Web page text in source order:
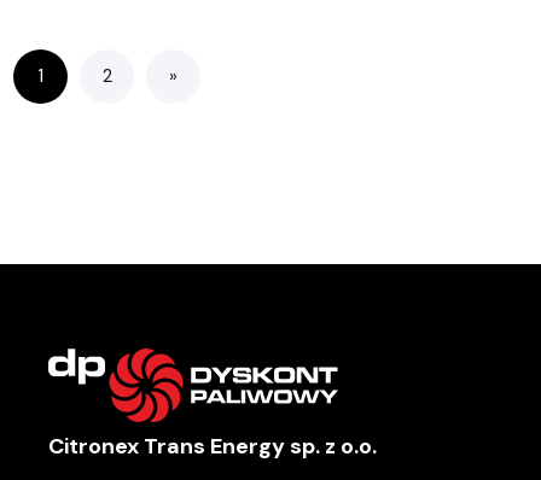
1 2 »
Citronex Trans Energy sp. z o.o.